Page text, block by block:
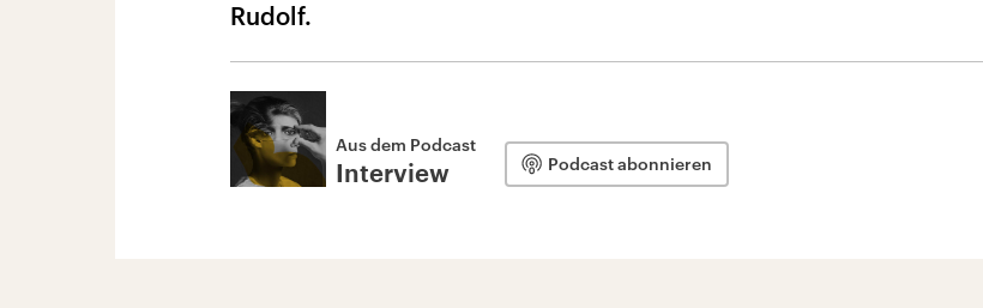
Rudolf.
Aus dem Podcast
Interview Podcast abonnieren